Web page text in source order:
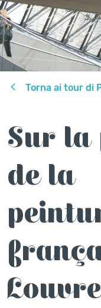
Torna ai tour di
Sur la
de la